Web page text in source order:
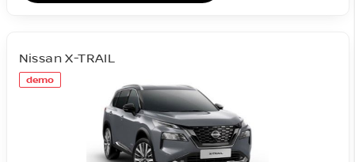
demo
Nissan X-TRAIL